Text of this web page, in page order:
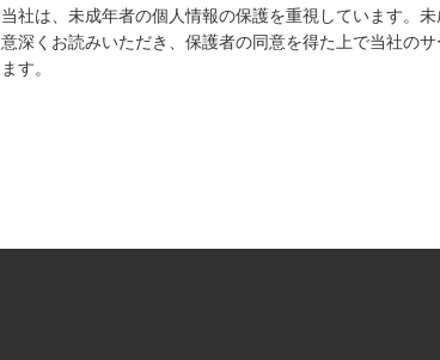
当社は、未成年者の個人情報の保護を重視しています。
意深くお読みいただき、保護者の同意を得た上で当社の
ます。